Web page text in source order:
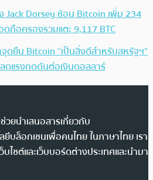
Jack Dorsey ช้อน Bitcoin เพิ่ม 234
ดถือครองรวมแตะ 9,117 BTC
ดยืน Bitcoin “เป็นสิ่งดีสำหรับสหรัฐฯ”
ลดแรงกดดันต่อเงินดอลลาร์
ยนำเสนอสารเกี่ยวกับ
ยีบล็อกเชนเพื่อคนไทย ในภาษาไทย เรา
ซต์และเว็บบอร์ดต่างประเทศและนำมา